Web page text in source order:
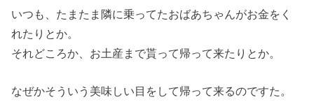
いつも、たまたま隣に乗ってたおばあちゃんがお金をく
れたりとか。
それどころか、お土産まで貰って帰って来たりとか。
なぜかそういう美味しい目をして帰って来るのですた。